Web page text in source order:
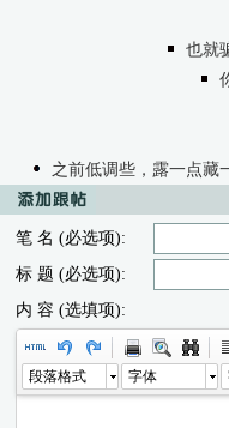
也就
之前低调些，露一点藏
笔 名 (必选项):
标 题 (必选项):
内 容 (选填项):
段落格式 字体